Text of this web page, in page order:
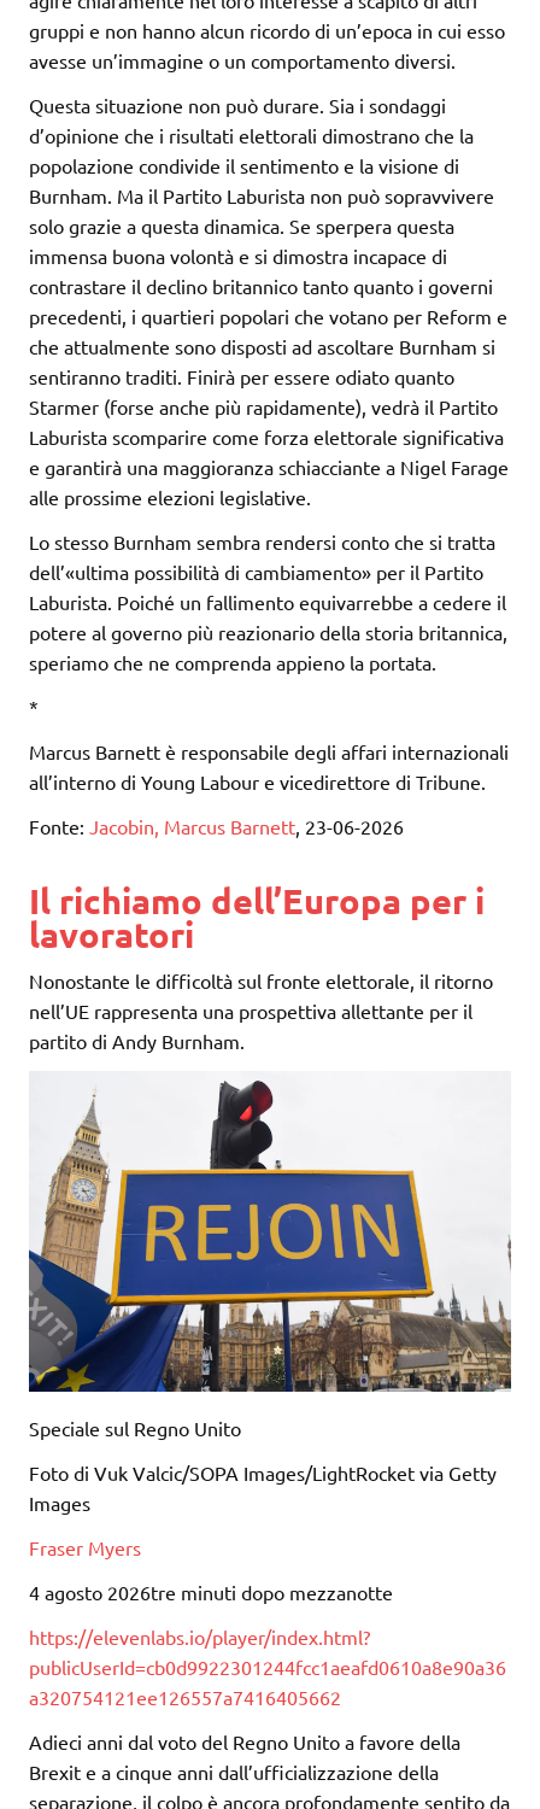
gruppi e non hanno alcun ricordo di un’epoca in cui esso
avesse un’immagine o un comportamento diversi.
Questa situazione non può durare. Sia i sondaggi
d’opinione che i risultati elettorali dimostrano che la
popolazione condivide il sentimento e la visione di
Burnham. Ma il Partito Laburista non può sopravvivere
solo grazie a questa dinamica. Se sperpera questa
immensa buona volontà e si dimostra incapace di
contrastare il declino britannico tanto quanto i governi
precedenti, i quartieri popolari che votano per Reform e
che attualmente sono disposti ad ascoltare Burnham si
sentiranno traditi. Finirà per essere odiato quanto
Starmer (forse anche più rapidamente), vedrà il Partito
Laburista scomparire come forza elettorale significativa
e garantirà una maggioranza schiacciante a Nigel Farage
alle prossime elezioni legislative.
Lo stesso Burnham sembra rendersi conto che si tratta
dell’«ultima possibilità di cambiamento» per il Partito
Laburista. Poiché un fallimento equivarrebbe a cedere il
potere al governo più reazionario della storia britannica,
speriamo che ne comprenda appieno la portata.
*
Marcus Barnett è responsabile degli affari internazionali
all’interno di Young Labour e vicedirettore di Tribune.
Fonte: Jacobin, Marcus Barnett, 23-06-2026
Il richiamo dell’Europa per i
lavoratori
Nonostante le difficoltà sul fronte elettorale, il ritorno
nell’UE rappresenta una prospettiva allettante per il
partito di Andy Burnham.
Speciale sul Regno Unito
Foto di Vuk Valcic/SOPA Images/LightRocket via Getty
Images
Fraser Myers
4 agosto 2026tre minuti dopo mezzanotte
https://elevenlabs.io/player/index.html?
publicUserId=cb0d9922301244fcc1aeafd0610a8e90a36
a320754121ee126557a7416405662
Adieci anni dal voto del Regno Unito a favore della
Brexit e a cinque anni dall’ufficializzazione della
separazione, il colpo è ancora profondamente sentito da